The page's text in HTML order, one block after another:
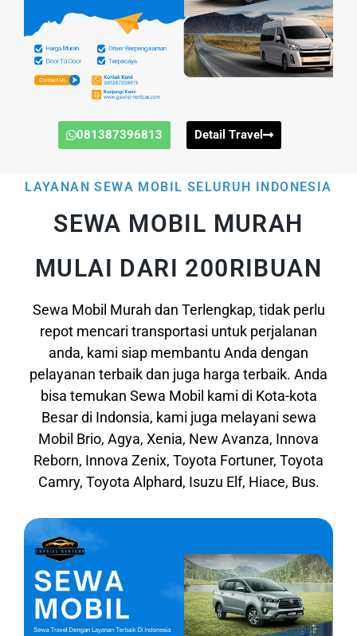
081387396813 Detail Travel
LAYANAN SEWA MOBIL SELURUH INDONESIA
SEWA MOBIL MURAH
MULAI DARI 200RIBUAN
Sewa Mobil Murah dan Terlengkap, tidak perlu
repot mencari transportasi untuk perjalanan
anda, kami siap membantu Anda dengan
pelayanan terbaik dan juga harga terbaik. Anda
bisa temukan Sewa Mobil kami di Kota-kota
Besar di Indonsia, kami juga melayani sewa
Mobil Brio, Agya, Xenia, New Avanza, Innova
Reborn, Innova Zenix, Toyota Fortuner, Toyota
Camry, Toyota Alphard, Isuzu Elf, Hiace, Bus.